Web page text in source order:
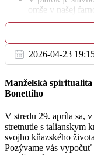
18:00
✝︎ Ákoš
16.6.
18:00
Farský kostol
omše v našej
o 17.00 hodine,
a v Hronskom
Veriaci, ktorý sa
Najmilší Ježišu,
odpustky.
OSTATNÉ OZNAMY
Ak by ste chceli našej
IBANSK05 0900
alebo vložením svojho
kostola. Taktiež
Bohu známym, ktorý
2026-04-23
Manželská spiritualita
Bonettiho
V stredu 29. apríla sa,
stretnutie s talianskym
svojho kňazského
Pozývame vás vypočuť